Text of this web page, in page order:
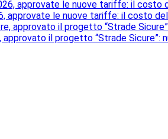
approvate le nuove tariffe: il costo
approvato il progetto “Strade